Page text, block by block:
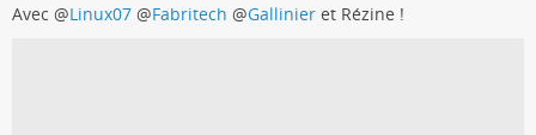
Avec @Linux07 @Fabritech @Gallinier et Rézine !